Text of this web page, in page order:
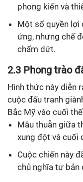
phong kiến và
Một số quyền lợi
ứng, nhưng chế
chấm dứt.
2.3 Phong trào
Hình thức này diễn
cuộc đấu tranh
Bắc Mỹ vào cuối
Mâu thuẫn giữa
xung đột và cuối
Cuộc chiến này
chủ nghĩa tư bản